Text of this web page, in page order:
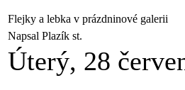
Flejky a lebka v prázdninové galerii
Napsal Plazík st.
Úterý, 28